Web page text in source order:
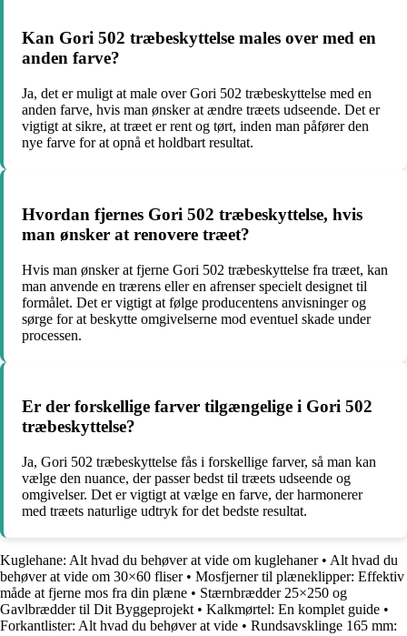
Kan Gori 502 træbeskyttelse males over med en
anden farve?
Ja, det er muligt at male over Gori 502 træbeskyttelse med en
anden farve, hvis man ønsker at ændre træets udseende. Det er
vigtigt at sikre, at træet er rent og tørt, inden man påfører den
nye farve for at opnå et holdbart resultat.
Hvordan fjernes Gori 502 træbeskyttelse, hvis
man ønsker at renovere træet?
Hvis man ønsker at fjerne Gori 502 træbeskyttelse fra træet, kan
man anvende en trærens eller en afrenser specielt designet til
formålet. Det er vigtigt at følge producentens anvisninger og
sørge for at beskytte omgivelserne mod eventuel skade under
processen.
Er der forskellige farver tilgængelige i Gori 502
træbeskyttelse?
Ja, Gori 502 træbeskyttelse fås i forskellige farver, så man kan
vælge den nuance, der passer bedst til træets udseende og
omgivelser. Det er vigtigt at vælge en farve, der harmonerer
med træets naturlige udtryk for det bedste resultat.
Kuglehane: Alt hvad du behøver at vide om kuglehaner• Alt hvad du
behøver at vide om 30×60 fliser• Mosfjerner til plæneklipper: Effektiv
måde at fjerne mos fra din plæne • Stærnbrædder 25×250 og
Gavlbrædder til Dit Byggeprojekt • Kalkmørtel: En komplet guide •
Forkantlister: Alt hvad du behøver at vide • Rundsavsklinge 165 mm: